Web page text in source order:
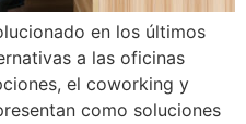
en los últimos
a las oficinas
el coworking y
como soluciones